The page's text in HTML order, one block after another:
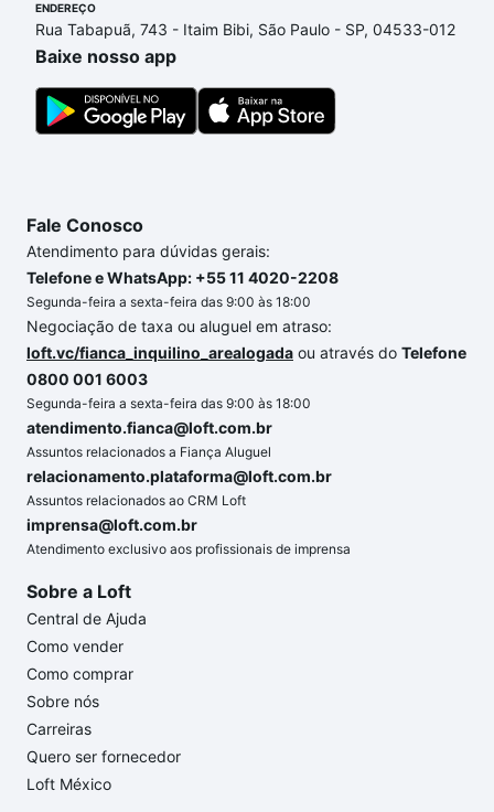
ENDEREÇO
Rua Tabapuã, 743 - Itaim Bibi, São Paulo - SP, 04533-012
Baixe nosso app
Fale Conosco
Atendimento para dúvidas gerais:
Telefone e WhatsApp: +55 11 4020-2208
Segunda-feira a sexta-feira das 9:00 às 18:00
Negociação de taxa ou aluguel em atraso:
loft.vc/fianca_inquilino_arealogada ou através do Telefone
0800 001 6003
Segunda-feira a sexta-feira das 9:00 às 18:00
atendimento.fianca@loft.com.br
Assuntos relacionados a Fiança Aluguel
relacionamento.plataforma@loft.com.br
Assuntos relacionados ao CRM Loft
imprensa@loft.com.br
Atendimento exclusivo aos profissionais de imprensa
Sobre a Loft
Central de Ajuda
Como vender
Como comprar
Sobre nós
Carreiras
Quero ser fornecedor
Loft México